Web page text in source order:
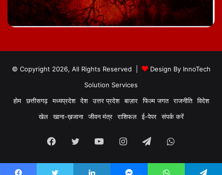
© Copyright 2026, All Rights Reserved | Design By InnoTech
Solution Services
होम
छत्तीसगढ़ मध्यप्रदेश देश उत्तर प्रदेश बाज़ार फिल्म जगत राजनीति
विदेश
खेल
खाना-ख़जाना जीवन मंत्र राशिफल ई-पेपर संपर्क करें
Facebook
TwitterYouTubeInstagram
TelegramWhatsApp